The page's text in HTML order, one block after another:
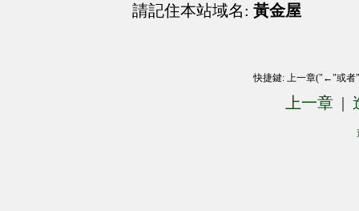
請記住本站域名: 黃金屋
快捷鍵: 上一章("←"或
上一章 |